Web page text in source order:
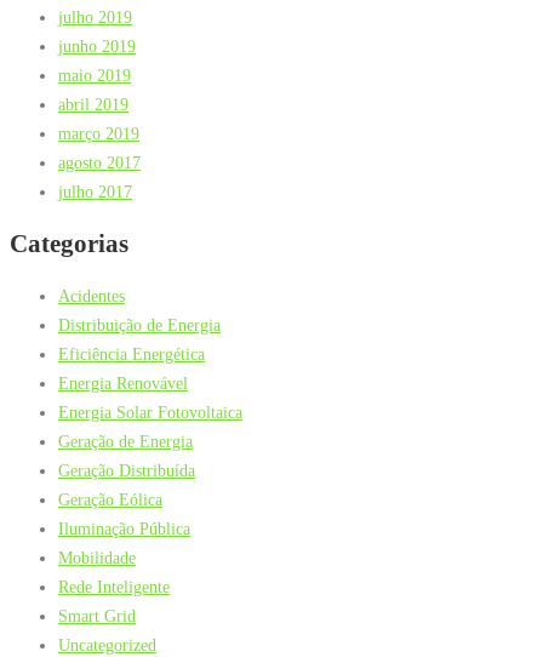
julho 2019
junho 2019
maio 2019
abril 2019
março 2019
agosto 2017
julho 2017
Categorias
Acidentes
Distribuição de Energia
Eficiência Energética
Energia Renovável
Energia Solar Fotovoltaica
Geração de Energia
Geração Distribuída
Geração Eólica
Iluminação Pública
Mobilidade
Rede Inteligente
Smart Grid
Uncategorized